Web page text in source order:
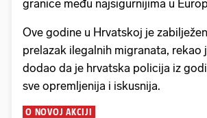
granice među najsigurnijima u
Ove godine u Hrvatskoj je
prelazak ilegalnih migranata, rekao
dodao da je hrvatska policija iz
sve opremljenija i iskusnija.
O NOVOJ AKCIJI